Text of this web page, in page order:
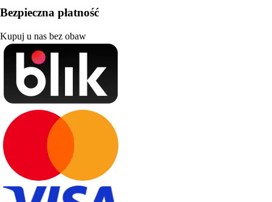
Bezpieczna płatność
Kupuj u nas bez obaw